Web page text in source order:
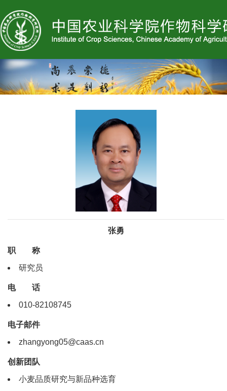
张勇
职 称
研究员
电 话
010-82108745
电子邮件
zhangyong05@caas.cn
创新团队
小麦品质研究与新品种选育